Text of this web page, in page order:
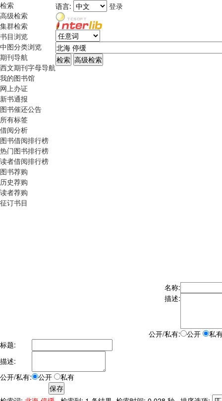
检索
高级检索
集群检索
书目浏览
中图分类浏览
期刊导航
西文期刊字母导航
我的图书馆
网上办证
新书通报
图书催还公告
所有标签
借阅分析
图书借阅排行榜
热门图书排行榜
读者借阅排行榜
图书荐购
历史荐购
读者荐购
征订书目
语言: 登录
名称:
描述:
公开/私有: 公开
私
标题:
描述:
公开/私有:
公开 私有